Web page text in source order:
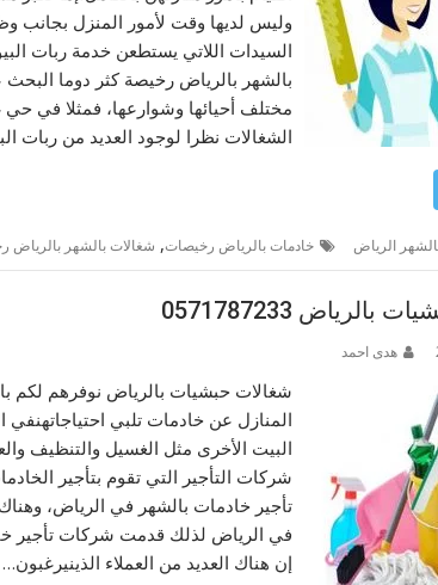
وليس لديها وقت لأمور المنزل بجانب
السيدات اللاتي يستطعن خدمة ربات
بالشهر بالرياض رخيصة كثر دوما
مختلف أحيائها وشوارعها، فمثلا في
الشغالات نظرا لوجود العديد من ربات
الرياض خادمات بالرياض رخيصات, شغالات بالشهر بالرياض
0571787233
هدى احمد
شغالات حبشيات بالرياض نوفرهم لكم
المنازل عن خادمات تلبي
البيت الأخرى مثل الغسيل والتنظيف
شركات التأجير التي تقوم بتأجير
تأجير خادمات بالشهر في الرياض،
في الرياض لذلك قدمت شركات تأجير
إن هناك العديد من العملاء الذينيرغبون…